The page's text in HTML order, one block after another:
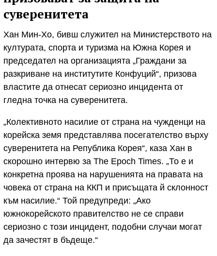
суверенитета
Хан Мин-Хо, бивш служител на Министерството на
културата, спорта и туризма на Южна Корея и
председател на организацията „Граждани за
разкриване на институтите Конфуций“, призова
властите да отнесат сериозно инцидента от
гледна точка на суверенитета.
„Колективното насилие от страна на чужденци на
корейска земя представлява посегателство върху
суверенитета на Република Корея“, каза Хан в
скорошно интервю за The Epoch Times. „То е и
конкретна проява на нарушенията на правата на
човека от страна на ККП и присъщата й склонност
към насилие.“ Той предупреди: „Ако
южнокорейското правителство не се справи
сериозно с този инцидент, подобни случаи могат
да зачестят в бъдеще.“